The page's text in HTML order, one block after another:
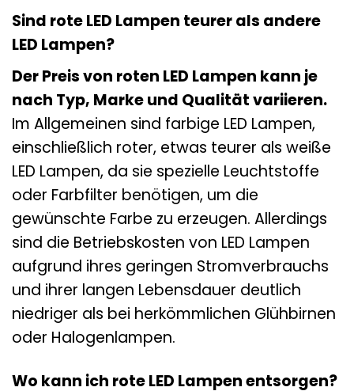
Sind rote LED Lampen teurer als andere
LED Lampen?
Der Preis von roten LED Lampen kann je
nach Typ, Marke und Qualität variieren.
Im Allgemeinen sind farbige LED Lampen,
einschließlich roter, etwas teurer als weiße
LED Lampen, da sie spezielle Leuchtstoffe
oder Farbfilter benötigen, um die
gewünschte Farbe zu erzeugen. Allerdings
sind die Betriebskosten von LED Lampen
aufgrund ihres geringen Stromverbrauchs
und ihrer langen Lebensdauer deutlich
niedriger als bei herkömmlichen Glühbirnen
oder Halogenlampen.
Wo kann ich rote LED Lampen entsorgen?